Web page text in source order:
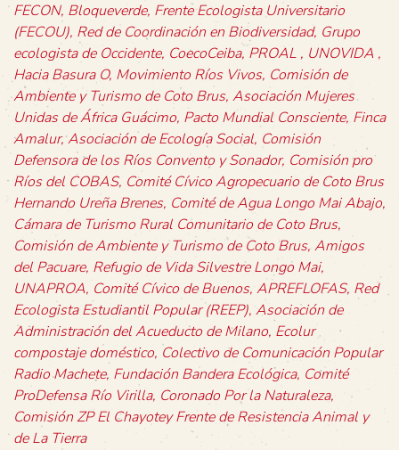
FECON, Bloqueverde, Frente Ecologista Universitario
(FECOU), Red de Coordinación en Biodiversidad, Grupo
ecologista de Occidente, CoecoCeiba, PROAL , UNOVIDA ,
Hacia Basura O, Movimiento Ríos Vivos, Comisión de
Ambiente y Turismo de Coto Brus, Asociación Mujeres
Unidas de África Guácimo, Pacto Mundial Consciente, Finca
Amalur, Asociación de Ecología Social, Comisión
Defensora de los Ríos Convento y Sonador, Comisión pro
Ríos del COBAS, Comité Cívico Agropecuario de Coto Brus
Hernando Ureña Brenes, Comité de Agua Longo Mai Abajo,
Cámara de Turismo Rural Comunitario de Coto Brus,
Comisión de Ambiente y Turismo de Coto Brus, Amigos
del Pacuare, Refugio de Vida Silvestre Longo Mai,
UNAPROA, Comité Cívico de Buenos, APREFLOFAS, Red
Ecologista Estudiantil Popular (REEP), Asociación de
Administración del Acueducto de Milano, Ecolur
compostaje doméstico, Colectivo de Comunicación Popular
Radio Machete, Fundación Bandera Ecológica, Comité
ProDefensa Río Virilla, Coronado Por la Naturaleza,
Comisión ZP El Chayotey Frente de Resistencia Animal y
de La Tierra